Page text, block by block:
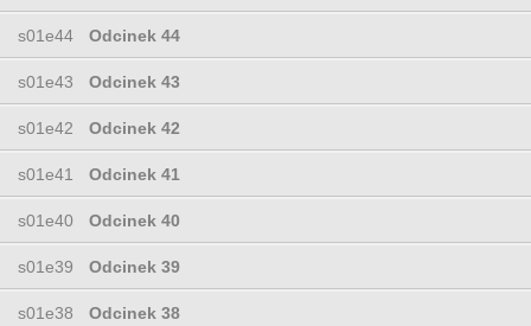
s01e44 Odcinek 44
s01e43 Odcinek 43
s01e42 Odcinek 42
s01e41 Odcinek 41
s01e40 Odcinek 40
s01e39 Odcinek 39
s01e38 Odcinek 38